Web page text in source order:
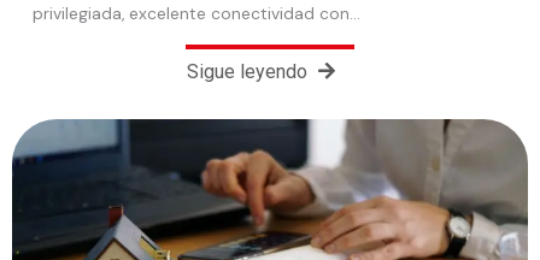
privilegiada, excelente conectividad con…
Sigue leyendo